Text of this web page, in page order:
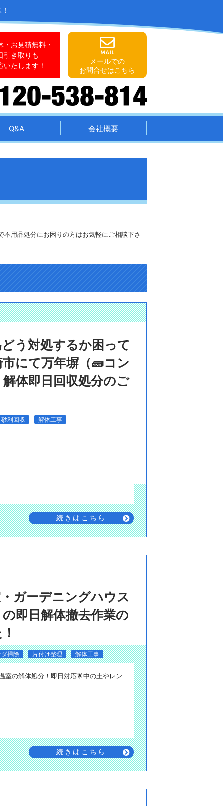
・お見積無料・
引き取りも
いたします！
メールでの
お問合せはこちら
Q&A 会社概要
用品処分にお困りの方はお気軽にご相談下さ
う対処するか困って
にて万年塀（🧱コン
体即日回収処分のご
利回収 解体工事
続きはこちら
ガーデニングハウス
即日解体撤去作業の
掃除 片付け整理 解体工事
室の解体処分！即日対応🌟中の土やレン
続きはこちら